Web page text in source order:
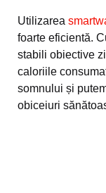
Utilizarea
foarte eficientă.
stabili obiective
caloriile
somnului și
obiceiuri